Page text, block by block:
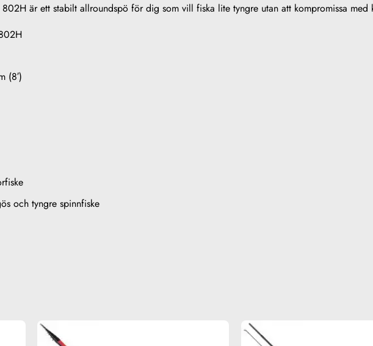
802H är ett stabilt allroundspö för dig som vill fiska lite tyngre utan att kompromissa med
(8′)
och tyngre spinnfiske